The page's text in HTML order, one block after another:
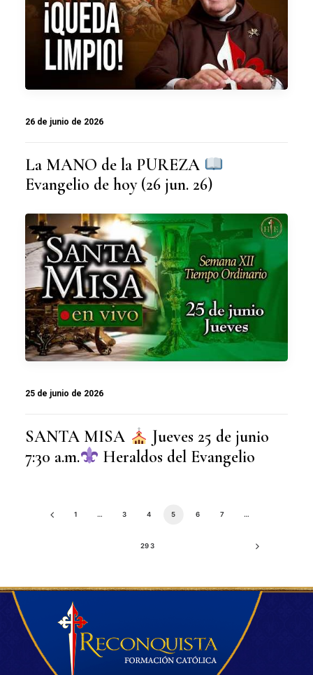
26 de junio de 2026
La MANO de la PUREZA
Evangelio de hoy (26 jun. 26)
25 de junio de 2026
SANTA MISA
Jueves 25 de junio
7:30 a.m.
Heraldos del Evangelio
1 … 3 4 5 6 7 …
293